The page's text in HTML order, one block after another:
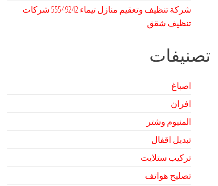
شركة تنظيف وتعقيم منازل تيماء 55549242 شركات
تنظيف شقق
تصنيفات
اصباغ
افران
المنيوم وشتر
تبديل اقفال
تركيب ستلايت
تصليح هواتف